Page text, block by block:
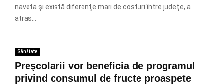
naveta şi există diferenţe mari de costuri între judeţe, a
atras...
Sănătate
Preşcolarii vor beneficia de programul
privind consumul de fructe proaspete